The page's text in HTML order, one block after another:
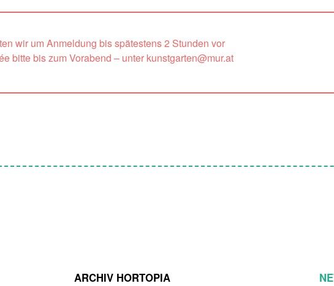
wir um Anmeldung bis spätestens 2 Stunden vor
bitte bis zum Vorabend – unter kunstgarten@mur.at
ARCHIV HORTOPIA